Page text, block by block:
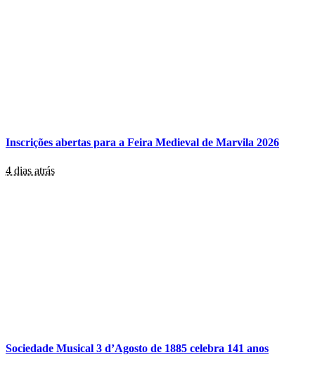
Inscrições abertas para a Feira Medieval de Marvila 2026
4 dias atrás
Sociedade Musical 3 d’Agosto de 1885 celebra 141 anos